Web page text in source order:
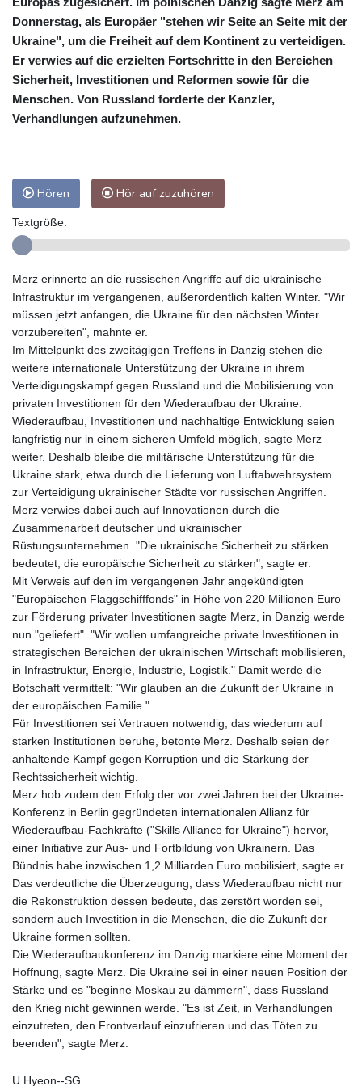
Donnerstag, als Europäer "stehen wir Seite an Seite mit der
Ukraine", um die Freiheit auf dem Kontinent zu verteidigen.
Er verwies auf die erzielten Fortschritte in den Bereichen
Sicherheit, Investitionen und Reformen sowie für die
Menschen. Von Russland forderte der Kanzler,
Verhandlungen aufzunehmen.
Hören Hör auf zuzuhören
Textgröße:
Merz erinnerte an die russischen Angriffe auf die ukrainische
Infrastruktur im vergangenen, außerordentlich kalten Winter. "Wir
müssen jetzt anfangen, die Ukraine für den nächsten Winter
vorzubereiten", mahnte er.
Im Mittelpunkt des zweitägigen Treffens in Danzig stehen die
weitere internationale Unterstützung der Ukraine in ihrem
Verteidigungskampf gegen Russland und die Mobilisierung von
privaten Investitionen für den Wiederaufbau der Ukraine.
Wiederaufbau, Investitionen und nachhaltige Entwicklung seien
langfristig nur in einem sicheren Umfeld möglich, sagte Merz
weiter. Deshalb bleibe die militärische Unterstützung für die
Ukraine stark, etwa durch die Lieferung von Luftabwehrsystem
zur Verteidigung ukrainischer Städte vor russischen Angriffen.
Merz verwies dabei auch auf Innovationen durch die
Zusammenarbeit deutscher und ukrainischer
Rüstungsunternehmen. "Die ukrainische Sicherheit zu stärken
bedeutet, die europäische Sicherheit zu stärken", sagte er.
Mit Verweis auf den im vergangenen Jahr angekündigten
"Europäischen Flaggschifffonds" in Höhe von 220 Millionen Euro
zur Förderung privater Investitionen sagte Merz, in Danzig werde
nun "geliefert". "Wir wollen umfangreiche private Investitionen in
strategischen Bereichen der ukrainischen Wirtschaft mobilisieren,
in Infrastruktur, Energie, Industrie, Logistik." Damit werde die
Botschaft vermittelt: "Wir glauben an die Zukunft der Ukraine in
der europäischen Familie."
Für Investitionen sei Vertrauen notwendig, das wiederum auf
starken Institutionen beruhe, betonte Merz. Deshalb seien der
anhaltende Kampf gegen Korruption und die Stärkung der
Rechtssicherheit wichtig.
Merz hob zudem den Erfolg der vor zwei Jahren bei der Ukraine-
Konferenz in Berlin gegründeten internationalen Allianz für
Wiederaufbau-Fachkräfte ("Skills Alliance for Ukraine") hervor,
einer Initiative zur Aus- und Fortbildung von Ukrainern. Das
Bündnis habe inzwischen 1,2 Milliarden Euro mobilisiert, sagte er.
Das verdeutliche die Überzeugung, dass Wiederaufbau nicht nur
die Rekonstruktion dessen bedeute, das zerstört worden sei,
sondern auch Investition in die Menschen, die die Zukunft der
Ukraine formen sollten.
Die Wiederaufbaukonferenz im Danzig markiere eine Moment der
Hoffnung, sagte Merz. Die Ukraine sei in einer neuen Position der
Stärke und es "beginne Moskau zu dämmern", dass Russland
den Krieg nicht gewinnen werde. "Es ist Zeit, in Verhandlungen
einzutreten, den Frontverlauf einzufrieren und das Töten zu
beenden", sagte Merz.
U.Hyeon--SG